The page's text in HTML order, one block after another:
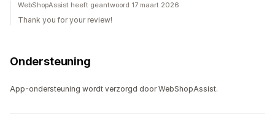
WebShopAssist heeft geantwoord 17 maart 2026
Thank you for your review!
Ondersteuning
App-ondersteuning wordt verzorgd door WebShopAssist.